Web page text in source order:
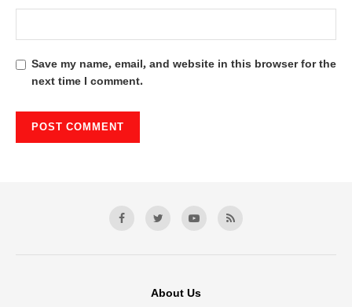
Save my name, email, and website in this browser for the
next time I comment.
About Us